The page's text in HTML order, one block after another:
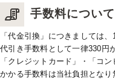
手数料について
「代金引換」につきましては、
代引き手数料として一律330円
「クレジットカード」・「コ
かかる手数料は当社負担となり